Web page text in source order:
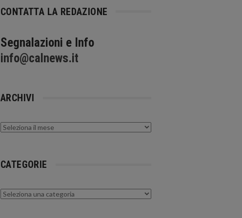
CONTATTA LA REDAZIONE
Segnalazioni e Info
info@calnews.it
ARCHIVI
Archivi
CATEGORIE
Categorie